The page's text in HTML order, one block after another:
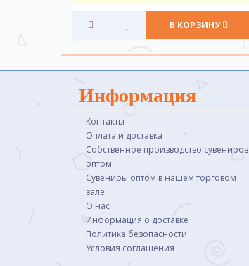
В КОРЗИНУ
Информация
Контакты
Оплата и доставка
Собственное производство сувениров
оптом
Сувениры оптом в нашем торговом
зале
О нас
Информация о доставке
Политика безопасности
Условия соглашения